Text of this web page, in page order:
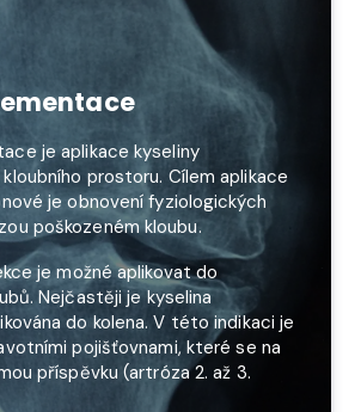
je aplikace kyseliny
prostoru. Cílem aplikace
je obnovení fyziologických
poškozeném kloubu.
je možné aplikovat do
Nejčastěji je kyselina
do kolena. V této indikaci je
pojišťovnami, které se na
příspěvku (artróza 2. až 3.